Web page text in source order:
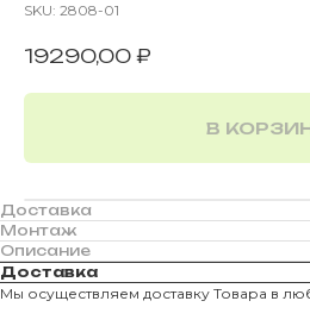
SKU: 2808-01
19290,00 ₽
В
Доставка
Монтаж
Описание
Доставка
Мы осуществляем доставку Товара в